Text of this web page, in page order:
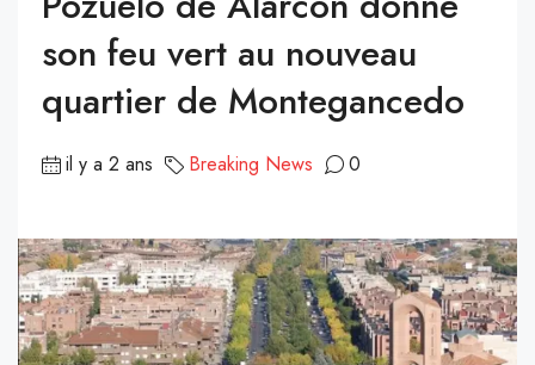
son feu vert au nouveau
quartier de Montegancedo
il y a 2 ans Breaking News 0